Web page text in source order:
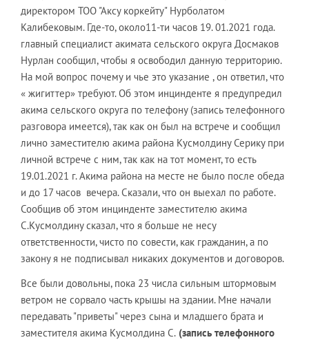
директором ТОО "Аксу коркейту" Нурболатом
Калибековым. Где-то, около11-ти часов 19. 01.2021 года.
главный специалист акимата сельского округа Досмаков
Нурлан сообщил, чтобы я освободил данную территорию.
На мой вопрос почему и чье это указание , он ответил, что
« жигиттер» требуют. Об этом инцинденте я предупредил
акима сельского округа по телефону (запись телефонного
разговора имеется), так как он был на встрече и сообщил
лично заместителю акима района Кусмолдину Серику при
личной встрече с ним, так как на тот момент, то есть
19.01.2021 г. Акима района на месте не было после обеда
и до 17 часов вечера. Сказали, что он выехал по работе.
Сообщив об этом инцинденте заместителю акима
С.Кусмолдину сказал, что я больше не несу
ответственности, чисто по совести, как гражданин, а по
закону я не подписывал никаких документов и договоров.
Все были довольны, пока 23 числа сильным штормовым
ветром не сорвало часть крышы на здании. Мне начали
передавать "приветы" через сына и младшего брата и
заместителя акима Кусмолдина С. (запись телефонного